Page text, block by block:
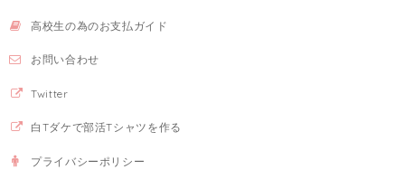
高校生の為のお支払ガイド
お問い合わせ
Twitter
白Tダケで部活Tシャツを作る
プライバシーポリシー